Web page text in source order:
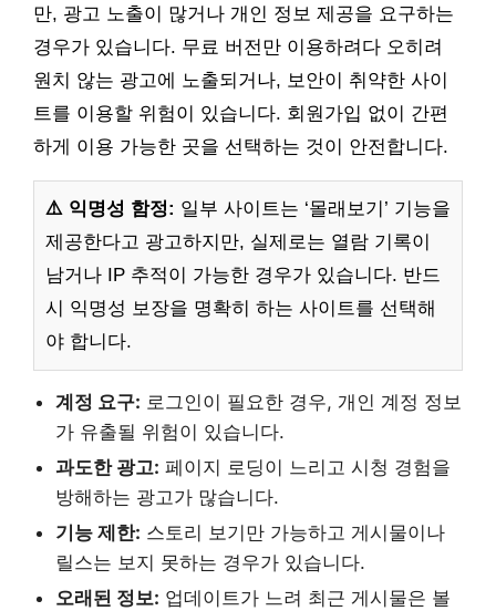
만, 광고 노출이 많거나 개인 정보 제공을 요구하는
경우가 있습니다. 무료 버전만 이용하려다 오히려
원치 않는 광고에 노출되거나, 보안이 취약한 사이
트를 이용할 위험이 있습니다. 회원가입 없이 간편
하게 이용 가능한 곳을 선택하는 것이 안전합니다.
⚠️ 익명성 함정: 일부 사이트는 ‘몰래보기’ 기능을
제공한다고 광고하지만, 실제로는 열람 기록이
남거나 IP 추적이 가능한 경우가 있습니다. 반드
시 익명성 보장을 명확히 하는 사이트를 선택해
야 합니다.
계정 요구: 로그인이 필요한 경우, 개인 계정 정보
가 유출될 위험이 있습니다.
과도한 광고: 페이지 로딩이 느리고 시청 경험을
방해하는 광고가 많습니다.
기능 제한: 스토리 보기만 가능하고 게시물이나
릴스는 보지 못하는 경우가 있습니다.
오래된 정보: 업데이트가 느려 최근 게시물은 볼